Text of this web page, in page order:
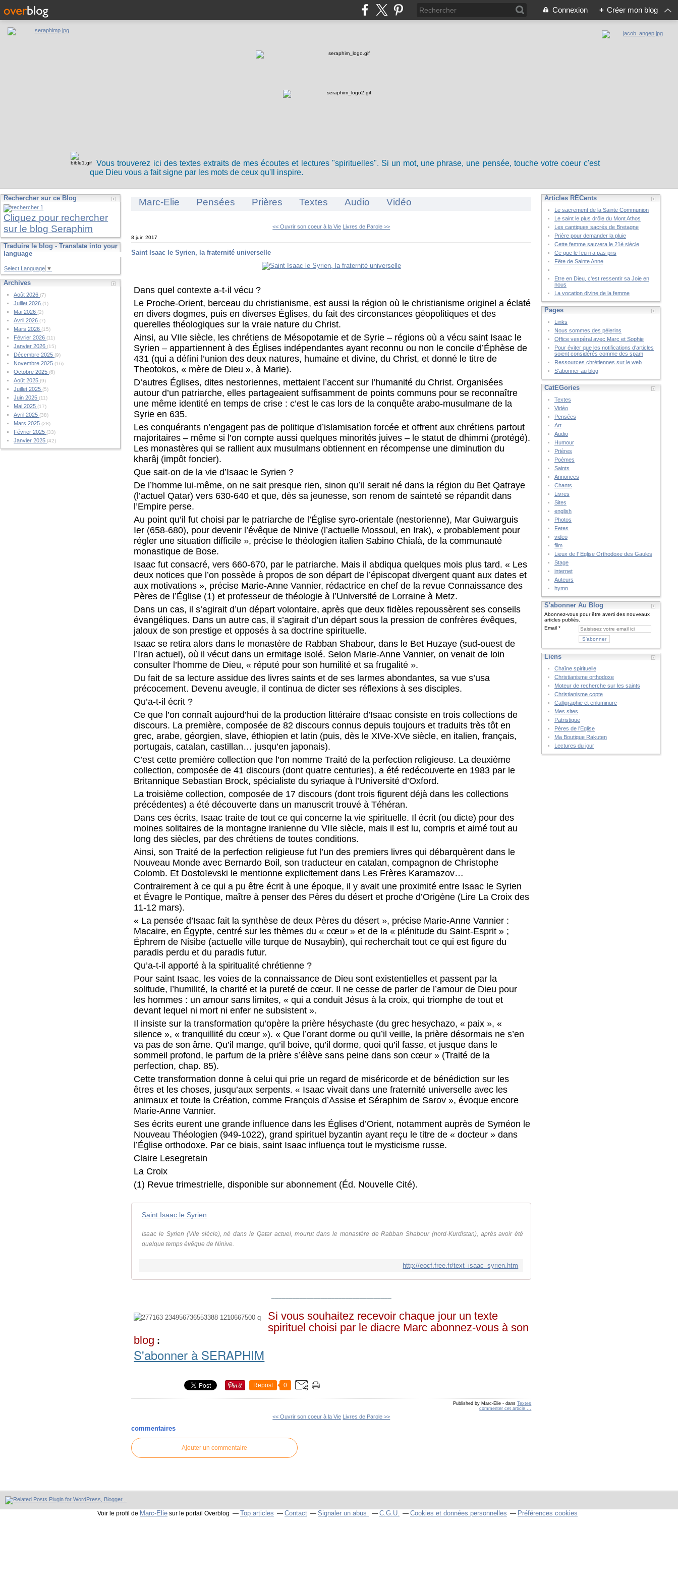
Connexion + Créer mon blog
Vous trouverez ici des textes extraits de mes écoutes et lectures "spirituelles". Si un mot, une phrase, une pensée, touche votre coeur c'est
que Dieu vous a fait signe par les mots de ceux qu'Il inspire.
Rechercher sur ce Blog
Cliquez pour rechercher
sur le blog Seraphim
Traduire le blog - Translate into your
language
Select Language ▼
Archives
Août 2026(7)
Juillet 2026(1)
Mai 2026(2)
Avril 2026(7)
Mars 2026(15)
Février 2026(11)
Janvier 2026(15)
Décembre 2025(9)
Novembre 2025(16)
Octobre 2025(6)
Août 2025(9)
Juillet 2025(5)
Juin 2025(11)
Mai 2025(17)
Avril 2025(38)
Mars 2025(28)
Février 2025(33)
Janvier 2025(42)
Marc-Elie Pensées Prières Textes Audio Vidéo
<< Ouvrir son coeur à la Vie Livres de Parole >>
8 juin 2017
Saint Isaac le Syrien, la fraternité universelle
Dans quel contexte a-t-il vécu ?
Le Proche-Orient, berceau du christianisme, est aussi la région où le christianisme originel a éclaté
en divers dogmes, puis en diverses Églises, du fait des circonstances géopolitiques et des
querelles théologiques sur la vraie nature du Christ.
Ainsi, au VIIe siècle, les chrétiens de Mésopotamie et de Syrie – régions où a vécu saint Isaac le
Syrien – appartiennent à des Églises indépendantes ayant reconnu ou non le concile d’Éphèse de
431 (qui a défini l’union des deux natures, humaine et divine, du Christ, et donné le titre de
Theotokos, « mère de Dieu », à Marie).
D’autres Églises, dites nestoriennes, mettaient l’accent sur l’humanité du Christ. Organisées
autour d’un patriarche, elles partageaient suffisamment de points communs pour se reconnaître
une même identité en temps de crise : c’est le cas lors de la conquête arabo-musulmane de la
Syrie en 635.
Les conquérants n’engagent pas de politique d’islamisation forcée et offrent aux chrétiens partout
majoritaires – même si l’on compte aussi quelques minorités juives – le statut de dhimmi (protégé).
Les monastères qui se rallient aux musulmans obtiennent en récompense une diminution du
kharâj (impôt foncier).
Que sait-on de la vie d’Isaac le Syrien ?
De l’homme lui-même, on ne sait presque rien, sinon qu’il serait né dans la région du Bet Qatraye
(l’actuel Qatar) vers 630-640 et que, dès sa jeunesse, son renom de sainteté se répandit dans
l’Empire perse.
Au point qu’il fut choisi par le patriarche de l’Église syro-orientale (nestorienne), Mar Guiwarguis
Ier (658-680), pour devenir l’évêque de Ninive (l’actuelle Mossoul, en Irak), « probablement pour
régler une situation difficile », précise le théologien italien Sabino Chialà, de la communauté
monastique de Bose.
Isaac fut consacré, vers 660-670, par le patriarche. Mais il abdiqua quelques mois plus tard. « Les
deux notices que l’on possède à propos de son départ de l’épiscopat divergent quant aux dates et
aux motivations », précise Marie-Anne Vannier, rédactrice en chef de la revue Connaissance des
Pères de l’Église (1) et professeur de théologie à l’Université de Lorraine à Metz.
Dans un cas, il s’agirait d’un départ volontaire, après que deux fidèles repoussèrent ses conseils
évangéliques. Dans un autre cas, il s’agirait d’un départ sous la pression de confrères évêques,
jaloux de son prestige et opposés à sa doctrine spirituelle.
Isaac se retira alors dans le monastère de Rabban Shabour, dans le Bet Huzaye (sud-ouest de
l’Iran actuel), où il vécut dans un ermitage isolé. Selon Marie-Anne Vannier, on venait de loin
consulter l’homme de Dieu, « réputé pour son humilité et sa frugalité ».
Du fait de sa lecture assidue des livres saints et de ses larmes abondantes, sa vue s’usa
précocement. Devenu aveugle, il continua de dicter ses réflexions à ses disciples.
Qu’a-t-il écrit ?
Ce que l’on connaît aujourd’hui de la production littéraire d’Isaac consiste en trois collections de
discours. La première, composée de 82 discours connus depuis toujours et traduits très tôt en
grec, arabe, géorgien, slave, éthiopien et latin (puis, dès le XIVe-XVe siècle, en italien, français,
portugais, catalan, castillan… jusqu’en japonais).
C’est cette première collection que l’on nomme Traité de la perfection religieuse. La deuxième
collection, composée de 41 discours (dont quatre centuries), a été redécouverte en 1983 par le
Britannique Sebastian Brock, spécialiste du syriaque à l’Université d’Oxford.
La troisième collection, composée de 17 discours (dont trois figurent déjà dans les collections
précédentes) a été découverte dans un manuscrit trouvé à Téhéran.
Dans ces écrits, Isaac traite de tout ce qui concerne la vie spirituelle. Il écrit (ou dicte) pour des
moines solitaires de la montagne iranienne du VIIe siècle, mais il est lu, compris et aimé tout au
long des siècles, par des chrétiens de toutes conditions.
Ainsi, son Traité de la perfection religieuse fut l’un des premiers livres qui débarquèrent dans le
Nouveau Monde avec Bernardo Boil, son traducteur en catalan, compagnon de Christophe
Colomb. Et Dostoïevski le mentionne explicitement dans Les Frères Karamazov…
Contrairement à ce qui a pu être écrit à une époque, il y avait une proximité entre Isaac le Syrien
et Évagre le Pontique, maître à penser des Pères du désert et proche d’Origène (Lire La Croix des
11-12 mars).
« La pensée d’Isaac fait la synthèse de deux Pères du désert », précise Marie-Anne Vannier :
Macaire, en Égypte, centré sur les thèmes du « cœur » et de la « plénitude du Saint-Esprit » ;
Éphrem de Nisibe (actuelle ville turque de Nusaybin), qui recherchait tout ce qui est figure du
paradis perdu et du paradis futur.
Qu’a-t-il apporté à la spiritualité chrétienne ?
Pour saint Isaac, les voies de la connaissance de Dieu sont existentielles et passent par la
solitude, l’humilité, la charité et la pureté de cœur. Il ne cesse de parler de l’amour de Dieu pour
les hommes : un amour sans limites, « qui a conduit Jésus à la croix, qui triomphe de tout et
devant lequel ni mort ni enfer ne subsistent ».
Il insiste sur la transformation qu’opère la prière hésychaste (du grec hesychazo, « paix », «
silence », « tranquillité du cœur »). « Que l’orant dorme ou qu’il veille, la prière désormais ne s’en
va pas de son âme. Qu’il mange, qu’il boive, qu’il dorme, quoi qu’il fasse, et jusque dans le
sommeil profond, le parfum de la prière s’élève sans peine dans son cœur » (Traité de la
perfection, chap. 85).
Cette transformation donne à celui qui prie un regard de miséricorde et de bénédiction sur les
êtres et les choses, jusqu’aux serpents. « Isaac vivait dans une fraternité universelle avec les
animaux et toute la Création, comme François d’Assise et Séraphim de Sarov », évoque encore
Marie-Anne Vannier.
Ses écrits eurent une grande influence dans les Églises d’Orient, notamment auprès de Syméon le
Nouveau Théologien (949-1022), grand spirituel byzantin ayant reçu le titre de « docteur » dans
l’Église orthodoxe. Par ce biais, saint Isaac influença tout le mysticisme russe.
Claire Lesegretain
La Croix
(1) Revue trimestrielle, disponible sur abonnement (Éd. Nouvelle Cité).
Saint Isaac le Syrien
Isaac le Syrien (VIIe siècle), né dans le Qatar actuel, mourut dans le monastère de Rabban Shabour (nord-Kurdistan), après avoir été
quelque temps évêque de Ninive.
http://eocf.free.fr/text_isaac_syrien.htm
Si vous souhaitez recevoir chaque jour un texte
spirituel choisi par le diacre Marc abonnez-vous à son
blog :
S'abonner à SERAPHIM
Repost 0
Published by Marc-Elie - dansTextes
commenter cet article
<< Ouvrir son coeur à la Vie Livres de Parole >>
commentaires
Ajouter un commentaire
Articles RÉCents
Le sacrement de la Sainte Communion
Le saint le plus drôle du Mont Athos
Les cantiques sacrés de Bretagne
Prière pour demander la pluie
Cette femme sauvera le 21è siècle
Ce que le feu n’a pas pris
Fête de Sainte Anne
Etre en Dieu, c'est ressentir sa Joie en
nous
La vocation divine de la femme
Pages
Links
Nous sommes des pélerins
Office vespéral avec Marc et Sophie
Pour éviter que les notifications d'articles
soient considérés comme des spam
Ressources chrétiennes sur le web
S'abonner au blog
CatÉGories
Textes
Vidéo
Pensées
Art
Audio
Humour
Prières
Poèmes
Saints
Annonces
Chants
Livres
Sites
english
Photos
Fetes
video
film
Lieux de l' Eglise Orthodoxe des Gaules
Stage
internet
Auteurs
hymn
S'abonner Au Blog
Abonnez-vous pour être averti des nouveaux
articles publiés.
Email
Liens
Chaîne spirituelle
Christianisme orthodoxe
Moteur de recherche sur les saints
Christianisme copte
Calligraphie et enluminure
Mes sites
Patristique
Pères de l'Eglise
Ma Boutique Rakuten
Lectures du jour
Voir le profil de Marc-Elie sur le portail Overblog Top articles Contact Signaler un abus C.G.U. Cookies et données personnelles Préférences cookies